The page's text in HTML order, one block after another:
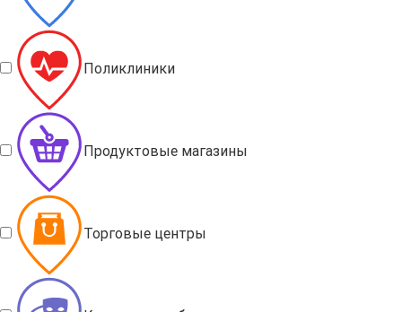
Поликлиники
Продуктовые магазины
Торговые центры